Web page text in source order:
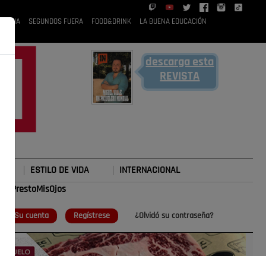
RUBIA SEGUNDOS FUERA FOOD&DRINK
LA BUENA EDUCACIÓN
descarga esta
REVISTA
ESTILO DE VIDA INTERNACIONAL
#TePrestoMisOjos
Su cuenta Regístrese ¿Olvidó su contraseña?